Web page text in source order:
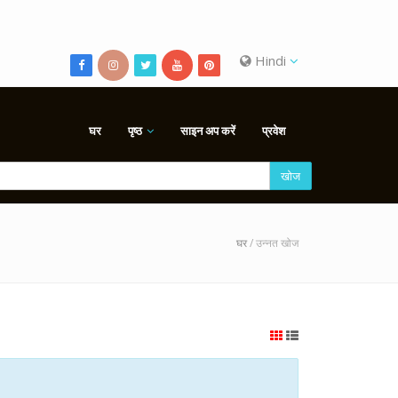
Hindi
घर पृष्ठ साइन अप करें प्रवेश
खोज
घर/ उन्नत खोज